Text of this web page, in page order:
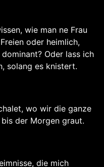
wie man ne Frau
oder heimlich,
Oder lass ich
solang es knistert.
wo wir die ganze
der Morgen graut.
die mich